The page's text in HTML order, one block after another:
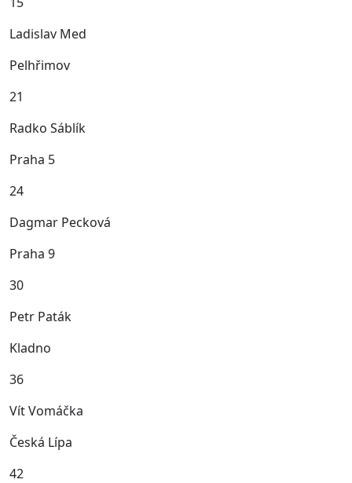
Ladislav Med
Pelhřimov
21
Radko Sáblík
Praha 5
24
Dagmar Pecková
Praha 9
30
Petr Paták
Kladno
36
Vít Vomáčka
Česká Lípa
42